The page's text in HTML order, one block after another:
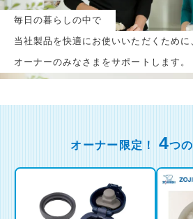
毎日の暮らしの中で
当社製品を快適にお使いいただくために
オーナーのみなさまをサポートします。
ログイン
※新規会員登録または追加製品登録をいた
※オーナーサービスは日本国内にお住まいの個人
オーナー限定！ 4つ